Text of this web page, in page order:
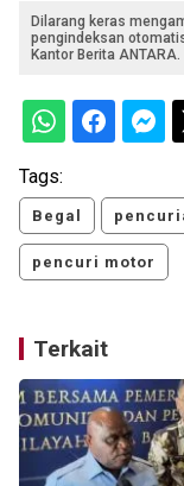
Dilarang keras
pengindeksan
Kantor Berita ANTARA.
Tags:
Begal
pencuri motor
Terkait